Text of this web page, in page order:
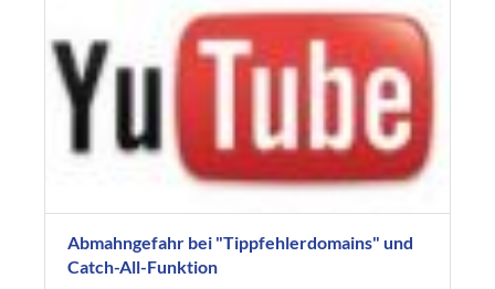
Abmahngefahr bei "Tippfehlerdomains" und
Catch-All-Funktion